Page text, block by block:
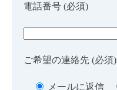
電話番号 (必須)
ご希望の連絡先 (必須)
メールに返信